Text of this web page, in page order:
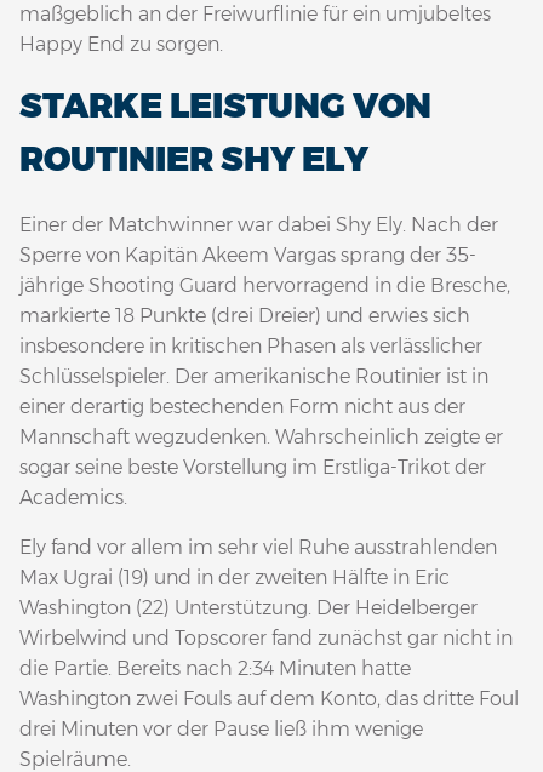
maßgeblich an der Freiwurflinie für ein umjubeltes
Happy End zu sorgen.
STARKE LEISTUNG VON
ROUTINIER SHY ELY
Einer der Matchwinner war dabei Shy Ely. Nach der
Sperre von Kapitän Akeem Vargas sprang der 35-
jährige Shooting Guard hervorragend in die Bresche,
markierte 18 Punkte (drei Dreier) und erwies sich
insbesondere in kritischen Phasen als verlässlicher
Schlüsselspieler. Der amerikanische Routinier ist in
einer derartig bestechenden Form nicht aus der
Mannschaft wegzudenken. Wahrscheinlich zeigte er
sogar seine beste Vorstellung im Erstliga-Trikot der
Academics.
Ely fand vor allem im sehr viel Ruhe ausstrahlenden
Max Ugrai (19) und in der zweiten Hälfte in Eric
Washington (22) Unterstützung. Der Heidelberger
Wirbelwind und Topscorer fand zunächst gar nicht in
die Partie. Bereits nach 2:34 Minuten hatte
Washington zwei Fouls auf dem Konto, das dritte Foul
drei Minuten vor der Pause ließ ihm wenige
Spielräume.